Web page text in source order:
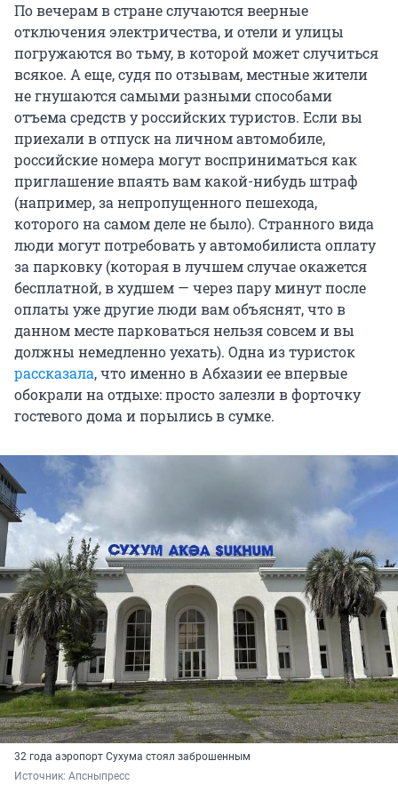
По вечерам в стране случаются веерные
отключения электричества, и отели и улицы
погружаются во тьму, в которой может случиться
всякое. А еще, судя по отзывам, местные жители
не гнушаются самыми разными способами
отъема средств у российских туристов. Если вы
приехали в отпуск на личном автомобиле,
российские номера могут восприниматься как
приглашение впаять вам какой-нибудь штраф
(например, за непропущенного пешехода,
которого на самом деле не было). Странного вида
люди могут потребовать у автомобилиста оплату
за парковку (которая в лучшем случае окажется
бесплатной, в худшем — через пару минут после
оплаты уже другие люди вам объяснят, что в
данном месте парковаться нельзя совсем и вы
должны немедленно уехать). Одна из туристок
рассказала, что именно в Абхазии ее впервые
обокрали на отдыхе: просто залезли в форточку
гостевого дома и порылись в сумке.
32 года аэропорт Сухума стоял заброшенным
Источник: Апсныпресс